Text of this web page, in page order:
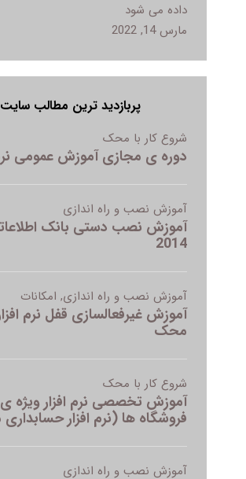
داده می شود
مارس 14, 2022
پربازدید ترین مطالب سایت